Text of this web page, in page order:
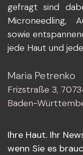
gefragt sind
Microneedling,
sowie
jede Haut und
Maria Petrenko
Frizstraße 3,
Baden-
Ihre Haut. Ihr
wenn Sie es